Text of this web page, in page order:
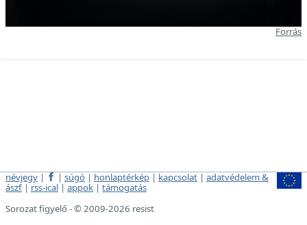
Forrás
névjegy | | súgó | honlaptérkép | kapcsolat | adatvédelem &
ászf | rss-ical | appok | támogatás
Sorozat figyelő - © 2009-2026 resist